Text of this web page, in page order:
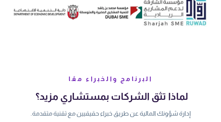
البرنامج والخبراء معًا
لماذا تثق الشركات بمستشاري مزيد؟
إدارة شؤونك المالية عن طريق خبراء حقيقيين مع تقنية متقدمة.